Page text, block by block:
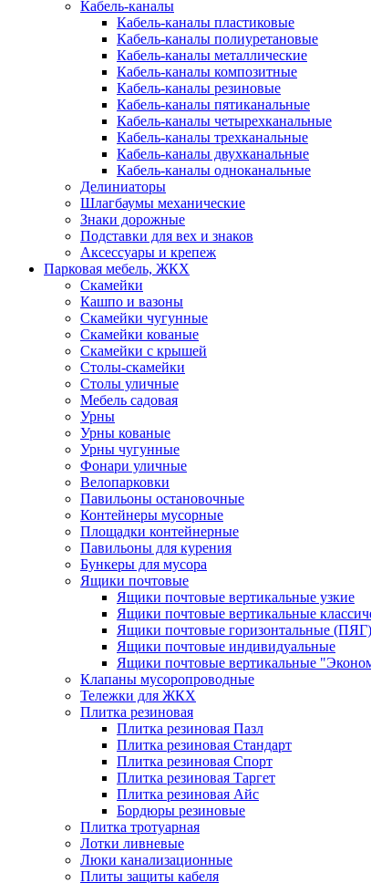
Кабель-каналы
Кабель-каналы пластиковые
Кабель-каналы полиуретановые
Кабель-каналы металлические
Кабель-каналы композитные
Кабель-каналы резиновые
Кабель-каналы пятиканальные
Кабель-каналы четырехканальные
Кабель-каналы трехканальные
Кабель-каналы двухканальные
Кабель-каналы одноканальные
Делиниаторы
Шлагбаумы механические
Знаки дорожные
Подставки для вех и знаков
Аксессуары и крепеж
Парковая мебель, ЖКХ
Скамейки
Кашпо и вазоны
Скамейки чугунные
Скамейки кованые
Скамейки с крышей
Столы-скамейки
Столы уличные
Мебель садовая
Урны
Урны кованые
Урны чугунные
Фонари уличные
Велопарковки
Павильоны остановочные
Контейнеры мусорные
Площадки контейнерные
Павильоны для курения
Бункеры для мусора
Ящики почтовые
Ящики почтовые вертикальные узкие
Ящики почтовые вертикальные
Ящики почтовые горизонтальные (ПЯГ)
Ящики почтовые индивидуальные
Ящики почтовые вертикальные
Клапаны мусоропроводные
Тележки для ЖКХ
Плитка резиновая
Плитка резиновая Пазл
Плитка резиновая Стандарт
Плитка резиновая Спорт
Плитка резиновая Таргет
Плитка резиновая Айс
Бордюры резиновые
Плитка тротуарная
Лотки ливневые
Люки канализационные
Плиты защиты кабеля